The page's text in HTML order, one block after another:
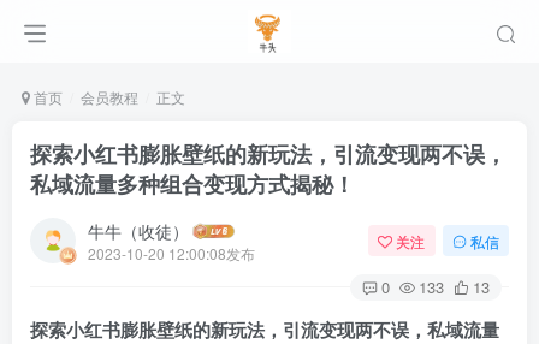
首页 会员教程 正文
探索小红书膨胀壁纸的新玩法，引流变现两不误，
私域流量多种组合变现方式揭秘！
牛牛（收徒）
2023-10-20 12:00:08发布
关注 私信
0 133 13
探索小红书膨胀壁纸的新玩法，引流变现两不误，私域流量